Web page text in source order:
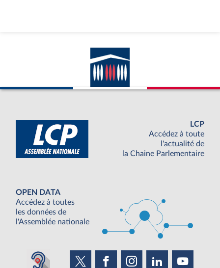
LCP
Accédez à toute
l'actualité de
la Chaine Parlementaire
OPEN DATA
Accédez à toutes
les données de
l'Assemblée nationale